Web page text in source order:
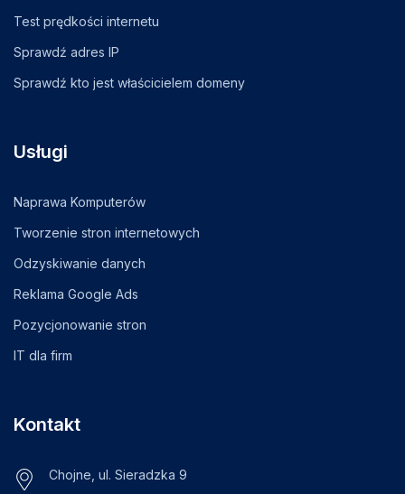
Test prędkości internetu
Sprawdź adres IP
Sprawdź kto jest właścicielem domeny
Usługi
Naprawa Komputerów
Tworzenie stron internetowych
Odzyskiwanie danych
Reklama Google Ads
Pozycjonowanie stron
IT dla firm
Kontakt
Chojne, ul. Sieradzka 9